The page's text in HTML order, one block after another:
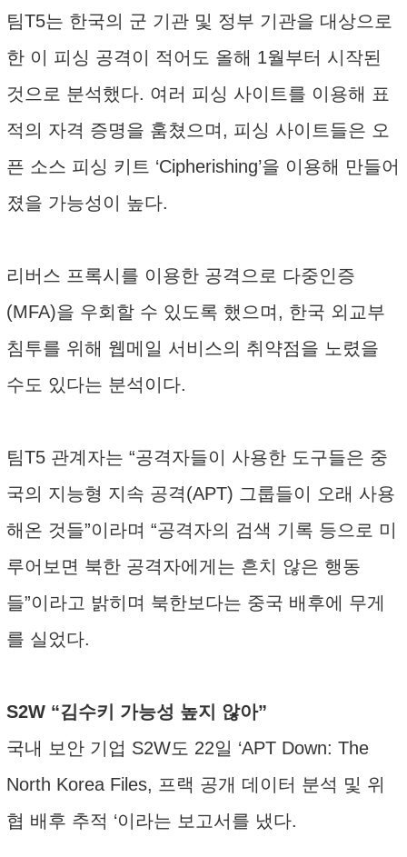
팀T5는 한국의 군 기관 및 정부 기관을 대상으로
한 이 피싱 공격이 적어도 올해 1월부터 시작된
것으로 분석했다. 여러 피싱 사이트를 이용해 표
적의 자격 증명을 훔쳤으며, 피싱 사이트들은 오
픈 소스 피싱 키트 ‘Cipherishing’을 이용해 만들어
졌을 가능성이 높다.
리버스 프록시를 이용한 공격으로 다중인증
(MFA)을 우회할 수 있도록 했으며, 한국 외교부
침투를 위해 웹메일 서비스의 취약점을 노렸을
수도 있다는 분석이다.
팀T5 관계자는 “공격자들이 사용한 도구들은 중
국의 지능형 지속 공격(APT) 그룹들이 오래 사용
해온 것들”이라며 “공격자의 검색 기록 등으로 미
루어보면 북한 공격자에게는 흔치 않은 행동
들”이라고 밝히며 북한보다는 중국 배후에 무게
를 실었다.
S2W “김수키 가능성 높지 않아”
국내 보안 기업 S2W도 22일 ‘APT Down: The
North Korea Files, 프랙 공개 데이터 분석 및 위
협 배후 추적 ‘이라는 보고서를 냈다.